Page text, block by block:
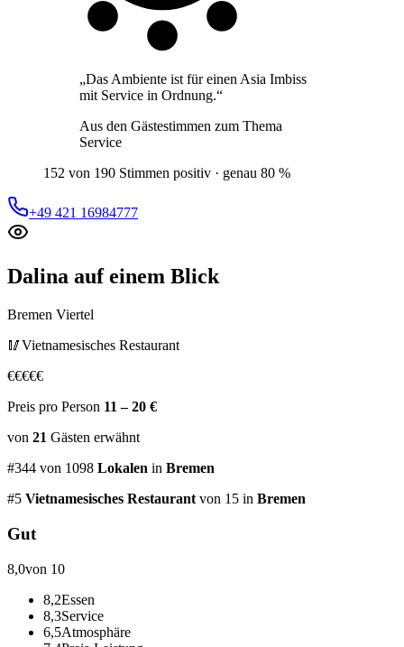
„Das Ambiente ist für einen Asia Imbiss
mit Service in Ordnung.“
Aus den Gästestimmen zum Thema
Service
152 von 190 Stimmen positiv · genau 80 %
+49 421 16984777
Dalina auf einem Blick
Bremen Viertel
🥢Vietnamesisches Restaurant
€€€€€
Preis pro Person 11 – 20 €
von 21 Gästen erwähnt
#344 von 1098 Lokalen in Bremen
#5 Vietnamesisches Restaurant von 15 in Bremen
Gut
8,0von 10
8,2Essen
8,3Service
6,5Atmosphäre